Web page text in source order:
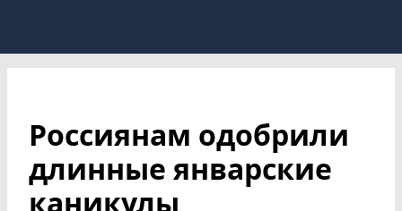
Россиянам одобрили
длинные январские
каникулы